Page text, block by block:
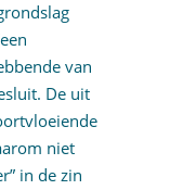
van
De uit
niet
in de zin